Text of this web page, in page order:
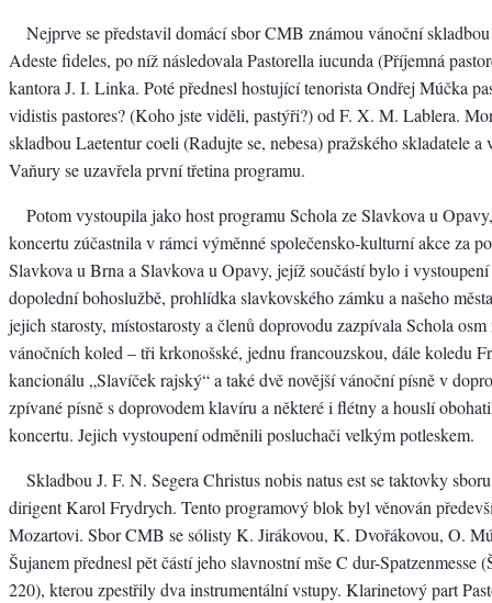
Nejprve se představil domácí sbor CMB známou vánoční
Adeste fideles, po níž následovala Pastorella iucunda (Příjemná
kantora J. I. Linka. Poté přednesl hostující tenorista Ondřej Múčka
vidistis pastores? (Koho jste viděli, pastýři?) od F. X. M. Lablera.
skladbou Laetentur coeli (Radujte se, nebesa) pražského skladatele a
Vaňury se uzavřela první třetina programu.
Potom vystoupila jako host programu Schola ze Slavkova u
koncertu zúčastnila v rámci výměnné společensko-kulturní akce za
Slavkova u Brna a Slavkova u Opavy, jejíž součástí bylo i
dopolední bohoslužbě, prohlídka slavkovského zámku a našeho
jejich starosty, místostarosty a členů doprovodu zazpívala Schola osm
vánočních koled – tři krkonošské, jednu francouzskou, dále koledu
kancionálu „Slavíček rajský“ a také dvě novější vánoční písně v
zpívané písně s doprovodem klavíru a některé i flétny a houslí
koncertu. Jejich vystoupení odměnili posluchači velkým potleskem.
Skladbou J. F. N. Segera Christus nobis natus est se taktovky
dirigent Karol Frydrych. Tento programový blok byl věnován
Mozartovi. Sbor CMB se sólisty K. Jirákovou, K. Dvořákovou, O.
Šujanem přednesl pět částí jeho slavnostní mše C dur-Spatzenmesse
220), kterou zpestřily dva instrumentální vstupy. Klarinetový part